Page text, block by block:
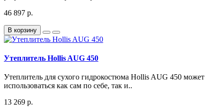
46 897 р.
В корзину
Утеплитель Hollis AUG 450
Утеплитель для сухого гидрокостюма Hollis AUG 450 может
использоваться как сам по себе, так и..
13 269 р.